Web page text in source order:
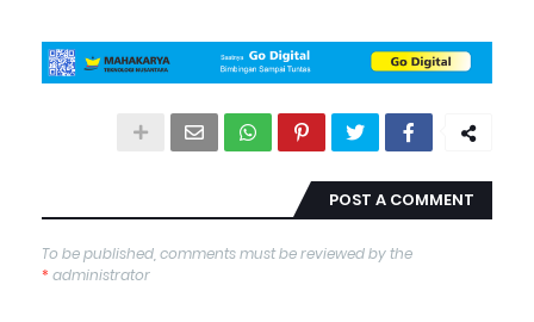
POST A COMMENT
To be published, comments must be reviewed by the
administrator
*